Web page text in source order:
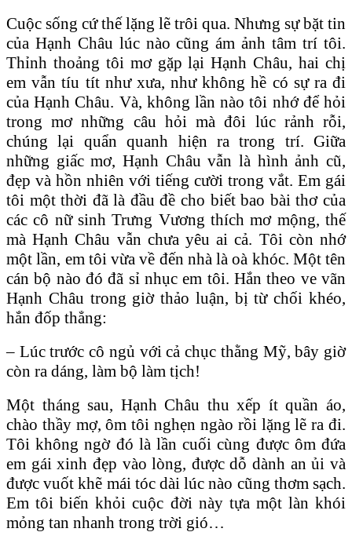
Cuộc sống cứ thế lặng lẽ trôi qua. Nhưng sự bặt tin
của Hạnh Châu lúc nào cũng ám ảnh tâm trí tôi.
Thỉnh thoảng tôi mơ gặp lại Hạnh Châu, hai chị
em vẫn tíu tít như xưa, như không hề có sự ra đi
của Hạnh Châu. Và, không lần nào tôi nhớ để hỏi
trong mơ những câu hỏi mà đôi lúc rảnh rỗi,
chúng lại quẩn quanh hiện ra trong trí. Giữa
những giấc mơ, Hạnh Châu vẫn là hình ảnh cũ,
đẹp và hồn nhiên với tiếng cười trong vắt. Em gái
tôi một thời đã là đầu đề cho biết bao bài thơ của
các cô nữ sinh Trưng Vương thích mơ mộng, thế
mà Hạnh Châu vẫn chưa yêu ai cả. Tôi còn nhớ
một lần, em tôi vừa về đến nhà là oà khóc. Một tên
cán bộ nào đó đã sỉ nhục em tôi. Hắn theo ve vãn
Hạnh Châu trong giờ thảo luận, bị từ chối khéo,
hắn đốp thẳng:
– Lúc trước cô ngủ với cả chục thằng Mỹ, bây giờ
còn ra dáng, làm bộ làm tịch!
Một tháng sau, Hạnh Châu thu xếp ít quần áo,
chào thầy mợ, ôm tôi nghẹn ngào rồi lặng lẽ ra đi.
Tôi không ngờ đó là lần cuối cùng được ôm đứa
em gái xinh đẹp vào lòng, được dỗ dành an ủi và
được vuốt khẽ mái tóc dài lúc nào cũng thơm sạch.
Em tôi biến khỏi cuộc đời này tựa một làn khói
mỏng tan nhanh trong trời gió…